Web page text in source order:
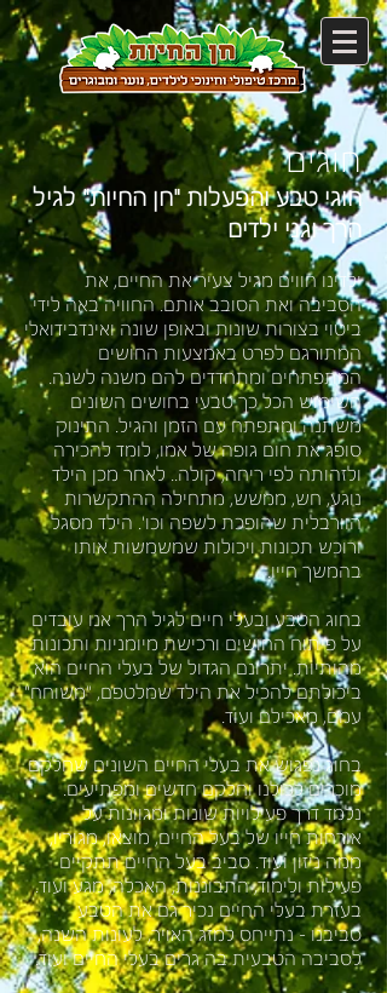
חוגים
חוגי טבע והפעלות "חן החיות" לגיל
הרך וגני ילדים
ילדינו חווים מגיל צעיר את החיים, את
הסביבה ואת הסובב אותם. החוויה באה לידי
ביטוי בצורות שונות ובאופן שונה ואינדבידואלי
המתורגם לפרט באמצעות החושים
המתפתחים ומתחדדים להם משנה לשנה.
השימוש הכל כך טבעי בחושים השונים
משתנה ומתפתח עם הזמן והגיל. התינוק
סופג את חום גופה של אמו, לומד להכירה
ולזהותה לפי ריחה, קולה.. לאחר מכן הילד
נוגע, חש, ממשש, מתחילה ההתקשרות
הוורבלית שהופכת לשפה וכו'. הילד מסגל
ורוכש תכונות ויכולות שמשמשות אותו
בהמשך חייו.
בחוג הטבע ובעלי חיים לגיל הרך אנו עובדים
על פיתוח החושים ורכישת מיומניות ותכונות
מהותיות. יתרונם הגדול של בעלי החיים הוא
ביכולתם להכיל את הילד שמלטפם, "משוחח"
עמם, מאכילם ועוד.
בחוג נפגוש את בעלי החיים השונים שחלקם
מוכרים לכולנו וחלקם חדשים ומפתיעים.
נלמד דרך פעילויות שונות ומגוונות על
אורחות חייו של בעל החיים, מוצאו, מגוריו,
ממה ניזון ועוד. סביב בעל החיים תתקיים
פעילות ולימוד, התבוננות, האכלה, מגע ועוד.
בעזרת בעלי החיים נכיר גם את הטבע
סביבנו - נתייחס למזג האויר, לעונות השנה,
לסביבה הטבעית בה גרים בעלי החיים ועוד.